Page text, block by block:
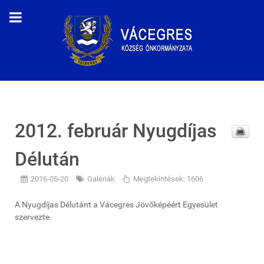
2012. február Nyugdíjas
Délután
2016-05-20 Galériák Megtekintések: 1606
A Nyugdíjas Délutánt a Vácegres Jövőképéért Egyesület
szervezte.